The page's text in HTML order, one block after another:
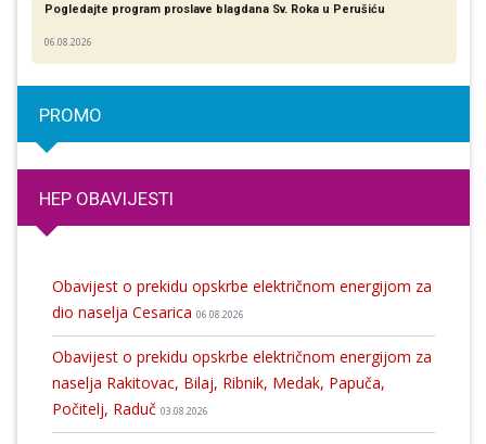
Pogledajte program proslave blagdana Sv. Roka u Perušiću
06.08.2026
PROMO
HEP OBAVIJESTI
Obavijest o prekidu opskrbe električnom energijom za
dio naselja Cesarica 06.08.2026
Obavijest o prekidu opskrbe električnom energijom za
naselja Rakitovac, Bilaj, Ribnik, Medak, Papuča,
Počitelj, Raduč 03.08.2026